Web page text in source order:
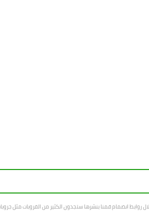
انضمام قمنا بنشرها ستجدون الكثير من القروبات مثل